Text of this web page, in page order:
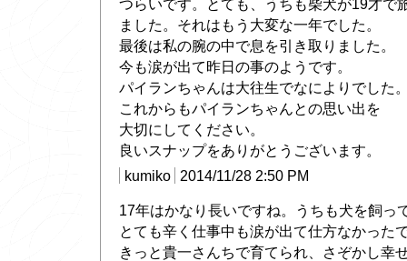
つらいです。とても、うちも柴犬が19才で
ました。それはもう大変な一年でした。
最後は私の腕の中で息を引き取りました。
今も涙が出て昨日の事のようです。
パイランちゃんは大往生でなによりでした
これからもパイランちゃんとの思い出を
大切にしてください。
良いスナップをありがとうございます。
kumiko
2014/11/28 2:50 PM
17年はかなり長いですね。うちも犬を飼っ
とても辛く仕事中も涙が出て仕方なかった
きっと貴一さんちで育てられ、さぞかし幸